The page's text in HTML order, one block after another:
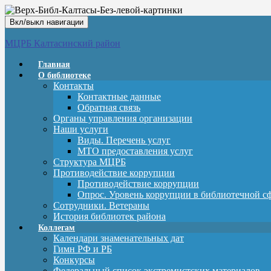
Вкл/выкл навигации
МЦРБ Калтасинский район
Главная
О библиотеке
Контакты
Контактные данные
Обратная связь
Органы управления организации
Наши услуги
Виды. Перечень услуг
МТО предоставления услуг
Структура МЦРБ
Противодействие коррупции
Противодействие коррупции
Опрос. Уровень коррупции в библиотечной
Сотрудники. Ветераны
История библиотек района
Коллегам
Календари знаменательных дат
Гимн РФ и РБ
Конкурсы